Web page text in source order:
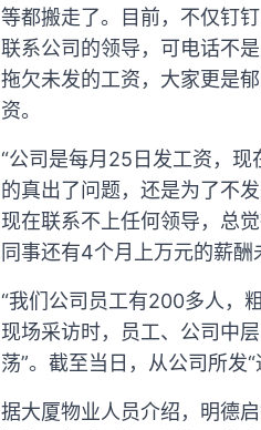
等都搬走了。目前，不仅钉
联系公司的领导，可电话不
拖欠未发的工资，大家更是
资。
“公司是每月25日发工资，现
的真出了问题，还是为了不
现在联系不上任何领导，总
同事还有4个月上万元的薪酬
“我们公司员工有200多人，
现场采访时，员工、公司中
荡”。截至当日，从公司所发
据大厦物业人员介绍，明德